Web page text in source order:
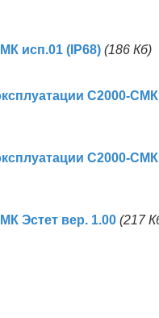
исп.01 (IP68) (186 Кб)
С2000-СМК
С2000-
Эстет вер. 1.00 (217